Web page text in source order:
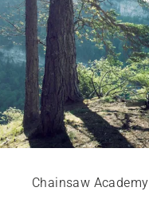
Chainsaw Academy